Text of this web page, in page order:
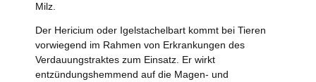
Milz.
Der Hericium oder Igelstachelbart kommt bei Tieren
vorwiegend im Rahmen von Erkrankungen des
Verdauungstraktes zum Einsatz. Er wirkt
entzündungshemmend auf die Magen- und